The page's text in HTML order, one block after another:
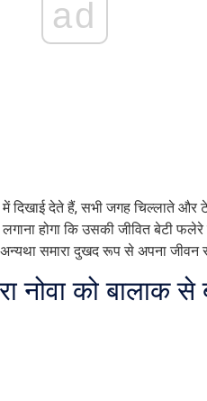
ad
देते हैं, सभी जगह चिल्लाते और
होगा कि उसकी जीवित बेटी
समारा दुखद रूप से अपना जीवन
को बालाक से